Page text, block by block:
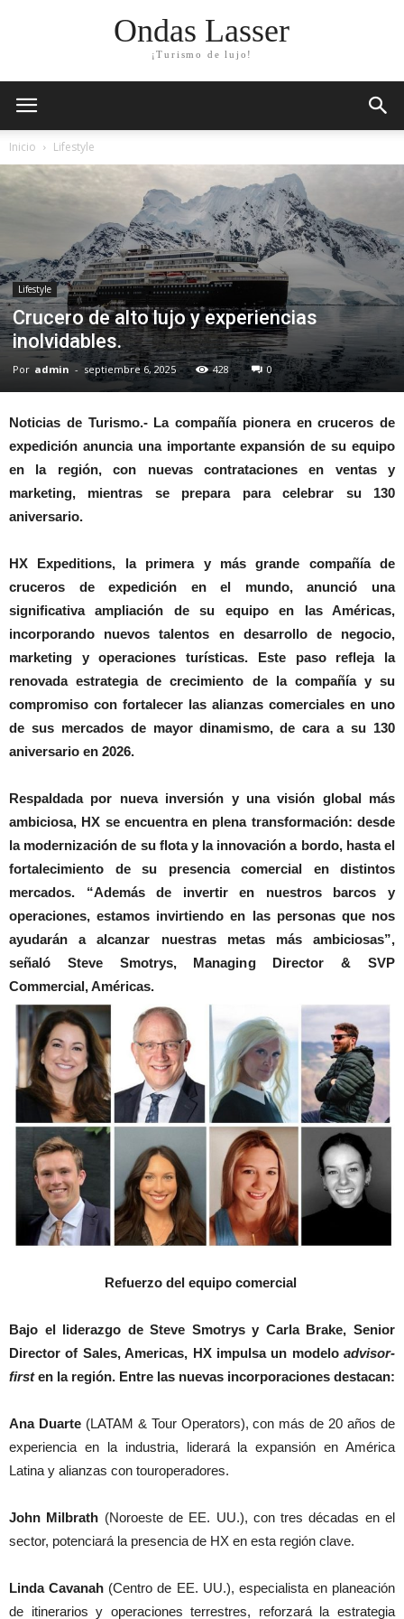
Ondas Lasser
¡Turismo de lujo!
Inicio Lifestyle
Lifestyle
Crucero de alto lujo y experiencias
inolvidables.
Por admin - septiembre 6, 2025 428 0
Noticias de Turismo.- La compañía pionera en cruceros de
expedición anuncia una importante expansión de su equipo
en la región, con nuevas contrataciones en ventas y
marketing, mientras se prepara para celebrar su 130
aniversario.
HX Expeditions, la primera y más grande compañía de
cruceros de expedición en el mundo, anunció una
significativa ampliación de su equipo en las Américas,
incorporando nuevos talentos en desarrollo de negocio,
marketing y operaciones turísticas. Este paso refleja la
renovada estrategia de crecimiento de la compañía y su
compromiso con fortalecer las alianzas comerciales en uno
de sus mercados de mayor dinamismo, de cara a su 130
aniversario en 2026.
Respaldada por nueva inversión y una visión global más
ambiciosa, HX se encuentra en plena transformación: desde
la modernización de su flota y la innovación a bordo, hasta el
fortalecimiento de su presencia comercial en distintos
mercados. “Además de invertir en nuestros barcos y
operaciones, estamos invirtiendo en las personas que nos
ayudarán a alcanzar nuestras metas más ambiciosas”,
señaló Steve Smotrys, Managing Director & SVP
Commercial, Américas.
Refuerzo del equipo comercial
Bajo el liderazgo de Steve Smotrys y Carla Brake, Senior
Director of Sales, Americas, HX impulsa un modelo advisor-
firsten la región. Entre las nuevas incorporaciones destacan:
Ana Duarte(LATAM & Tour Operators), con más de 20 años de
experiencia en la industria, liderará la expansión en América
Latina y alianzas con touroperadores.
John Milbrath (Noroeste de EE. UU.), con tres décadas en el
sector, potenciará la presencia de HX en esta región clave.
Linda Cavanah (Centro de EE. UU.), especialista en planeación
de itinerarios y operaciones terrestres, reforzará la estrategia